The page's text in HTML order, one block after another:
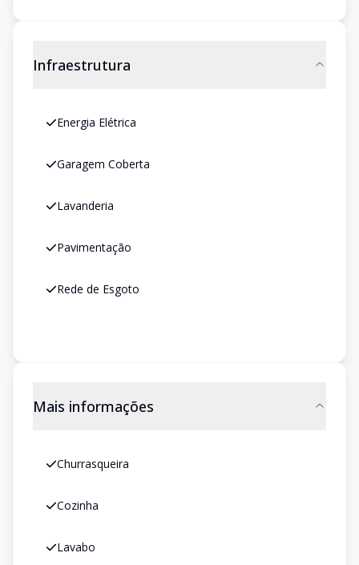
Infraestrutura
Energia Elétrica
Garagem Coberta
Lavanderia
Pavimentação
Rede de Esgoto
Mais informações
Churrasqueira
Cozinha
Lavabo